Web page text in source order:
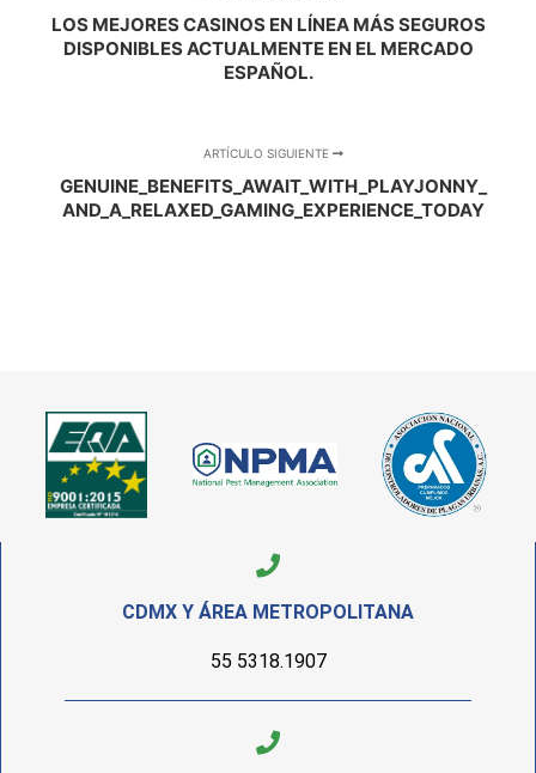
LOS MEJORES CASINOS EN LÍNEA MÁS SEGUROS
DISPONIBLES ACTUALMENTE EN EL MERCADO
ESPAÑOL.
ARTÍCULO SIGUIENTE
GENUINE_BENEFITS_AWAIT_WITH_PLAYJONNY_
AND_A_RELAXED_GAMING_EXPERIENCE_TODAY
CDMX Y ÁREA METROPOLITANA
55 5318.1907